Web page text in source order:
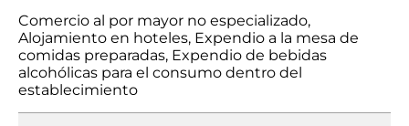
Comercio al por mayor no especializado,
Alojamiento en hoteles, Expendio a la mesa de
comidas preparadas, Expendio de bebidas
alcohólicas para el consumo dentro del
establecimiento